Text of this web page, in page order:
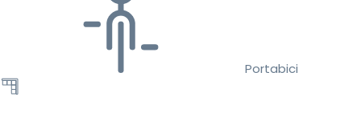
Portabici